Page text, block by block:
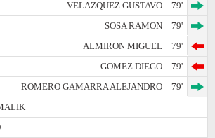
VELAZQUEZ GUSTAVO
79'
SOSA RAMON
79'
ALMIRON MIGUEL
79'
GOMEZ DIEGO
79'
ROMERO GAMARRA ALEJANDRO
79'